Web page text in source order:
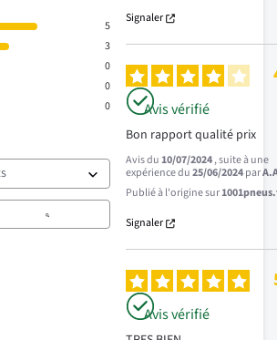
5
3
0
0
0
Signaler
Avis vérifié
Bon rapport qualité prix
Avis du10/07/2024, suite à une
expérience du25/06/2024par
Publié à l'origine sur
Signaler
Avis vérifié